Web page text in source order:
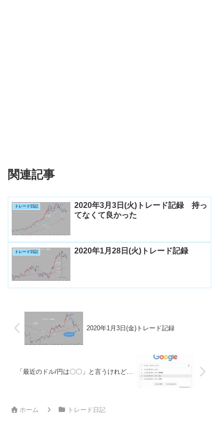
関連記事
トレード日記
2020年3月3日(火)トレード記録 持っ
てなくて良かった
トレード日記 2020年1月28日(火)トレード記録
2020年1月3日(金)トレード記録
「最近のドル/円は〇〇」と言うけれど…
ホーム トレード日記